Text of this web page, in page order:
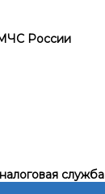
России
служба